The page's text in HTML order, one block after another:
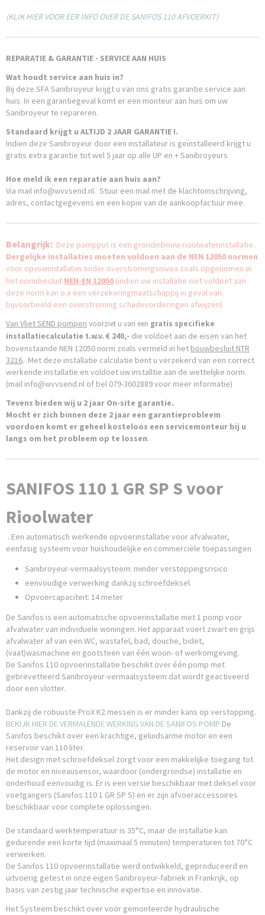
(KLIK HIER VOOR EER INFO OVER DE SANIFOS 110 AFVOERKIT)
REPARATIE & GARANTIE - SERVICE AAN HUIS
Wat houdt service aan huis in?
Bij deze SFA Sanibroyeur krijgt u van ons gratis garantie service aan
huis. In een garantiegeval komt er een monteur aan huis om uw
Sanibroyeur te repareren.
Standaard krijgt u ALTIJD 2 JAAR GARANTIE !.
Indien deze Sanibroyeur door een installateur is geïnstalleerd krijgt u
gratis extra garantie tot wel 5 jaar op alle UP en + Sanibroyeurs
Hoe meld ik een reparatie aan huis aan?
Via mail info@wvvsend.nl. Stuur een mail met de klachtomschrijving,
adres, contactgegevens en een kopie van de aankoopfactuur mee.
Belangrijk: Deze pompput is een grondinbouw rioolwaterinstallatie.
Dergelijke installaties moeten voldoen aan de NEN 12050 normen
voor opvoerinstallaties onder overstromingsnivea zoals opgenomen in
het normbesluit NEN-EN 12050 (indien uw installatie niet voldoet aan
deze norm kan o.a een verzekeringmaatschappij in geval van
bijvoorbeeld een overstroming schadevorderingen afwijzen)
Van VlietSEND pompen voorziet u van een gratis specifieke
installatiecalculatie t.w.v. € 240,- die voldoet aan de eisen van het
bovenstaande NEN 12050 norm zoals vermeld in het bouwbesluit NTR
3216. Met deze installatie calculatie bent u verzekerd van een correct
werkende installatie en voldoet uw installtie aan de wettelijke norm.
(mail info@wvvsend.nl of bel 079-3602889 voor meer informatie)
Tevens bieden wij u 2 jaar On-site garantie.
Mocht er zich binnen deze 2 jaar een garantieprobleem
voordoen komt er geheel kosteloos een servicemonteur bij u
langs om het probleem op te lossen.
SANIFOS 110 1 GR SP S voor
Rioolwater
. Een automatisch werkende opvoerinstallatie voor afvalwater,
eenfasig systeem voor huishoudelijke en commerciële toepassingen
Sanibroyeur-vermaalsysteem: minder verstoppingsrisico
eenvoudige verwerking dankzij schroefdeksel
Opvoercapaciteit: 14 meter
De Sanifos is een automatische opvoerinstallatie met 1 pomp voor
afvalwater van individuele woningen. Het apparaat voert zwart en grijs
afvalwater af van een WC, wastafel, bad, douche, bidet,
(vaat)wasmachine en gootsteen van één woon- of werkomgeving.
De Sanifos 110 opvoerinstallatie beschikt over één pomp met
gebrevetteerd Sanibroyeur-vermaalsysteem dat wordt geactiveerd
door een vlotter.
Dankzij de robuuste ProX K2 messen is er minder kans op verstopping.
BEKIJK HIER DE VERMALENDE WERKING VAN DE SANIFOS POMP De
Sanifos beschikt over een krachtige, geluidsarme motor en een
reservoir van 110 liter.
Het design met schroefdeksel zorgt voor een makkelijke toegang tot
de motor en niveausensor, waardoor (ondergrondse) installatie en
onderhoud eenvoudig is. Er is een versie beschikbaar met deksel voor
voetgangers (Sanifos 110 1 GR SP S) en er zijn afvoeraccessoires
beschikbaar voor complete oplossingen.
De standaard werktemperatuur is 35°C, maar de installatie kan
gedurende een korte tijd (maximaal 5 minuten) temperaturen tot 70°C
verwerken.
De Sanifos 110 opvoerinstallatie werd ontwikkeld, geproduceerd en
uitvoerig getest in onze eigen Sanibroyeur-fabriek in Frankrijk, op
basis van zestig jaar technische expertise en innovatie.
Het Systeem beschikt over voor gemonteerde hydraulische